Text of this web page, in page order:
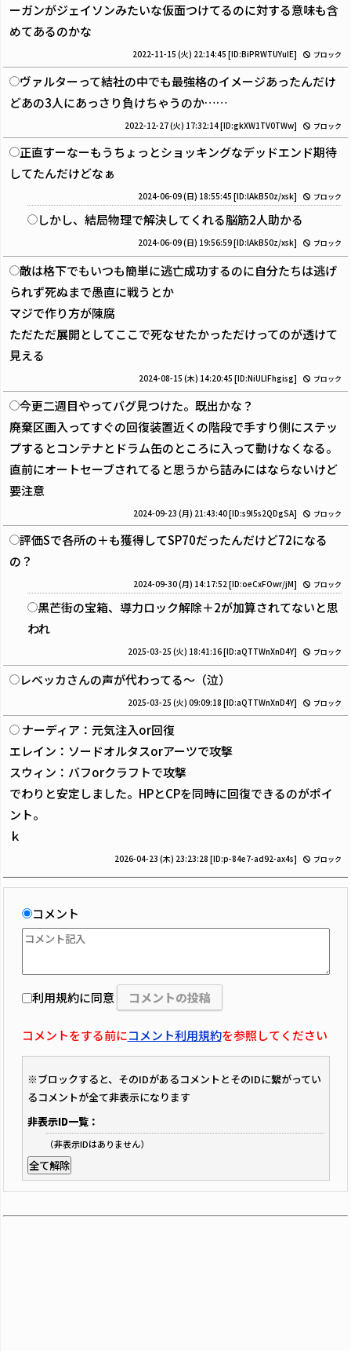
ーガンがジェイソンみたいな仮面つけてるのに対する意味も含
めてあるのかな
2022-11-15 (火) 22:14:45 [ID:BiPRWTUYuIE] ブロック
ヴァルターって結社の中でも最強格のイメージあったんだけ
どあの3人にあっさり負けちゃうのか……
2022-12-27 (火) 17:32:14[ID:gkXW1TV0TWw] ブロック
正直すーなーもうちょっとショッキングなデッドエンド期待
してたんだけどなぁ
2024-06-09 (日) 18:55:45 [ID:lAkB50z/xsk] ブロック
しかし、結局物理で解決してくれる脳筋2人助かる
2024-06-09 (日) 19:56:59[ID:lAkB50z/xsk] ブロック
敵は格下でもいつも簡単に逃亡成功するのに自分たちは逃げ
られず死ぬまで愚直に戦うとか
マジで作り方が陳腐
ただただ展開としてここで死なせたかっただけってのが透けて
見える
2024-08-15 (木) 14:20:45 [ID:NiULIFhgisg] ブロック
今更二週目やってバグ見つけた。既出かな？
廃棄区画入ってすぐの回復装置近くの階段で手すり側にステッ
プするとコンテナとドラム缶のところに入って動けなくなる。
直前にオートセーブされてると思うから詰みにはならないけど
要注意
2024-09-23 (月) 21:43:40[ID:s9I5s2QDgSA] ブロック
評価Sで各所の＋も獲得してSP70だったんだけど72になる
の？
2024-09-30 (月) 14:17:52[ID:oeCxFOwr/jM] ブロック
黒芒街の宝箱、導力ロック解除＋2が加算されてないと思
われ
2025-03-25 (火) 18:41:16[ID:aQTTWnXnD4Y] ブロック
レベッカさんの声が代わってる～（泣）
2025-03-25 (火) 09:09:18 [ID:aQTTWnXnD4Y] ブロック
ナーディア：元気注入or回復
エレイン：ソードオルタスorアーツで攻撃
スウィン：バフorクラフトで攻撃
でわりと安定しました。HPとCPを同時に回復できるのがポイ
ント。
ｋ
2026-04-23 (木) 23:23:28 [ID:p-84e7-ad92-ax4s] ブロック
コメント
利用規約に同意
コメントをする前にコメント利用規約を参照してください
※ブロックすると、そのIDがあるコメントとそのIDに繋がってい
るコメントが全て非表示になります
非表示ID一覧：
（非表示IDはありません）
全て解除